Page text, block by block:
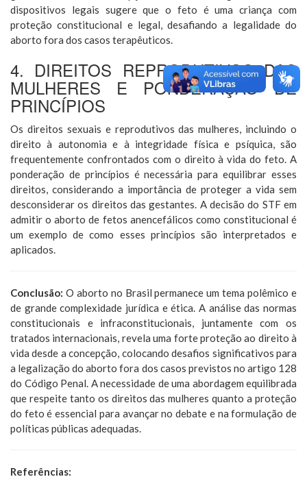
dispositivos legais sugere que o feto é uma criança com
proteção constitucional e legal, desafiando a legalidade do
aborto fora dos casos terapêuticos.
4. DIREITOS REPRODUTIVOS DAS
MULHERES E PONDERAÇÃO DE
PRINCÍPIOS
Os direitos sexuais e reprodutivos das mulheres, incluindo o
direito à autonomia e à integridade física e psíquica, são
frequentemente confrontados com o direito à vida do feto. A
ponderação de princípios é necessária para equilibrar esses
direitos, considerando a importância de proteger a vida sem
desconsiderar os direitos das gestantes. A decisão do STF em
admitir o aborto de fetos anencefálicos como constitucional é
um exemplo de como esses princípios são interpretados e
aplicados.
Conclusão: O aborto no Brasil permanece um tema polêmico e
de grande complexidade jurídica e ética. A análise das normas
constitucionais e infraconstitucionais, juntamente com os
tratados internacionais, revela uma forte proteção ao direito à
vida desde a concepção, colocando desafios significativos para
a legalização do aborto fora dos casos previstos no artigo 128
do Código Penal. A necessidade de uma abordagem equilibrada
que respeite tanto os direitos das mulheres quanto a proteção
do feto é essencial para avançar no debate e na formulação de
políticas públicas adequadas.
Referências: